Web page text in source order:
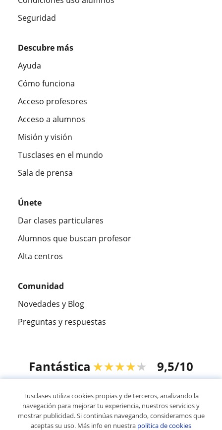
Seguridad
Descubre más
Ayuda
Cómo funciona
Acceso profesores
Acceso a alumnos
Misión y visión
Tusclases en el mundo
Sala de prensa
Únete
Dar clases particulares
Alumnos que buscan profesor
Alta centros
Comunidad
Novedades y Blog
Preguntas y respuestas
Fantástica ★★★★★ 9,5/10
© 2007 - 2026 Tusclases.co
Tusclases utiliza cookies propias y de terceros, analizando la
navegación para mejorar tu experiencia, nuestros servicios y
mostrar publicidad. Si continúas navegando, consideramos que
aceptas su uso. Más info en nuestra política de cookies